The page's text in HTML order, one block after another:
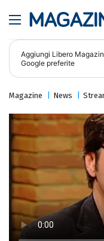
Aggiungi Libero
Google preferite
Magazine News